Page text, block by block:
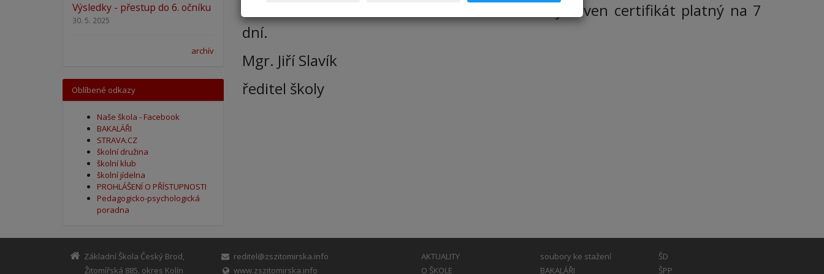
Po absolvování testu bude každému žákovi vystaven certifikát platný na 7
dní.
Mgr. Jiří Slavík
ředitel školy
Výsledky - přestup do 6. očníku
30. 5. 2025
archív
Oblíbené odkazy
Naše škola - Facebook
BAKALÁŘI
STRAVA.CZ
školní družina
školní klub
školní jídelna
PROHLÁŠENÍ O PŘÍSTUPNOSTI
Pedagogicko-psychologická
poradna
Základní Škola Český Brod,
Žitomířská 885, okres Kolín
reditel@zszitomirska.info
www.zszitomirska.info
AKTUALITY
O ŠKOLE
soubory ke stažení
BAKALÁŘI
ŠD
ŠPP